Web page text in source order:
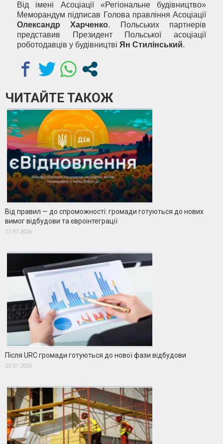
Від імені Асоціації «Регіональне будівництво»
Меморандум підписав Голова правління Асоціації
Олександр Харченко. Польських партнерів
представив Президент Польської асоціації
роботодавців у будівництві Ян Стилінський.
ЧИТАЙТЕ ТАКОЖ
Від правил — до спроможності: громади готуються до нових
вимог відбудови та євроінтеграції
27.07.2026
Після URC громади готуються до нової фази відбудови
23.07.2026